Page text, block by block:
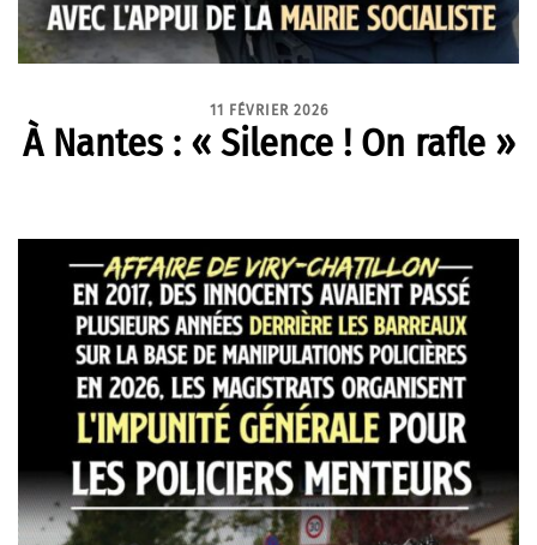
11 FÉVRIER 2026
À Nantes : « Silence ! On rafle »